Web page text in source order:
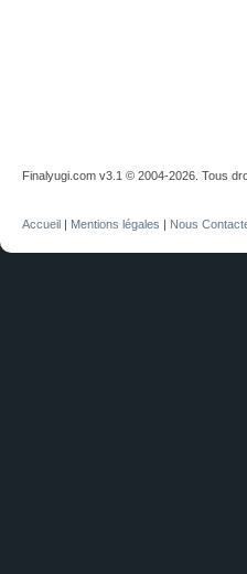
Finalyugi.com v3.1 © 2004-2026. Tous
Accueil | Mentions légales | Nous